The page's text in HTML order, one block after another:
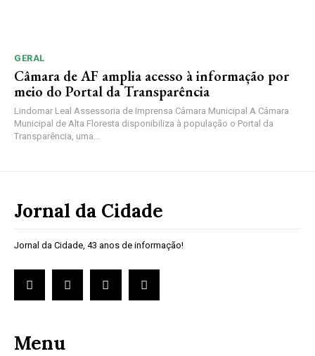
GERAL
Câmara de AF amplia acesso à informação por
meio do Portal da Transparência
Lindomar Leal Assessoria de Imprensa Câmara Municipal A Câmara
Municipal de Alta Floresta disponibiliza à população o Portal da
Transparência, uma...
Jornal da Cidade
Jornal da Cidade, 43 anos de informação!
Menu